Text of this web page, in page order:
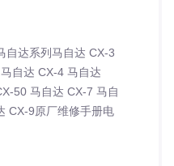
自达系列马自达 CX-3
自达 CX-4 马自达
50 马自达 CX-7 马自
CX-9原厂维修手册电